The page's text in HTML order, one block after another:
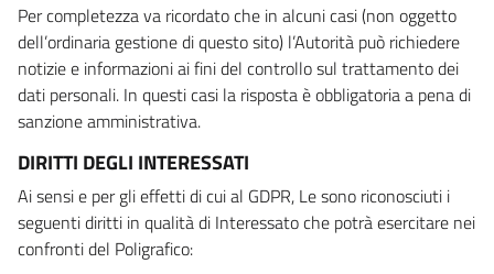
Per completezza va ricordato che in alcuni casi (non oggetto
dell’ordinaria gestione di questo sito) l’Autorità può richiedere
notizie e informazioni ai fini del controllo sul trattamento dei
dati personali. In questi casi la risposta è obbligatoria a pena di
sanzione amministrativa.
DIRITTI DEGLI INTERESSATI
Ai sensi e per gli effetti di cui al GDPR, Le sono riconosciuti i
seguenti diritti in qualità di Interessato che potrà esercitare nei
confronti del Poligrafico: